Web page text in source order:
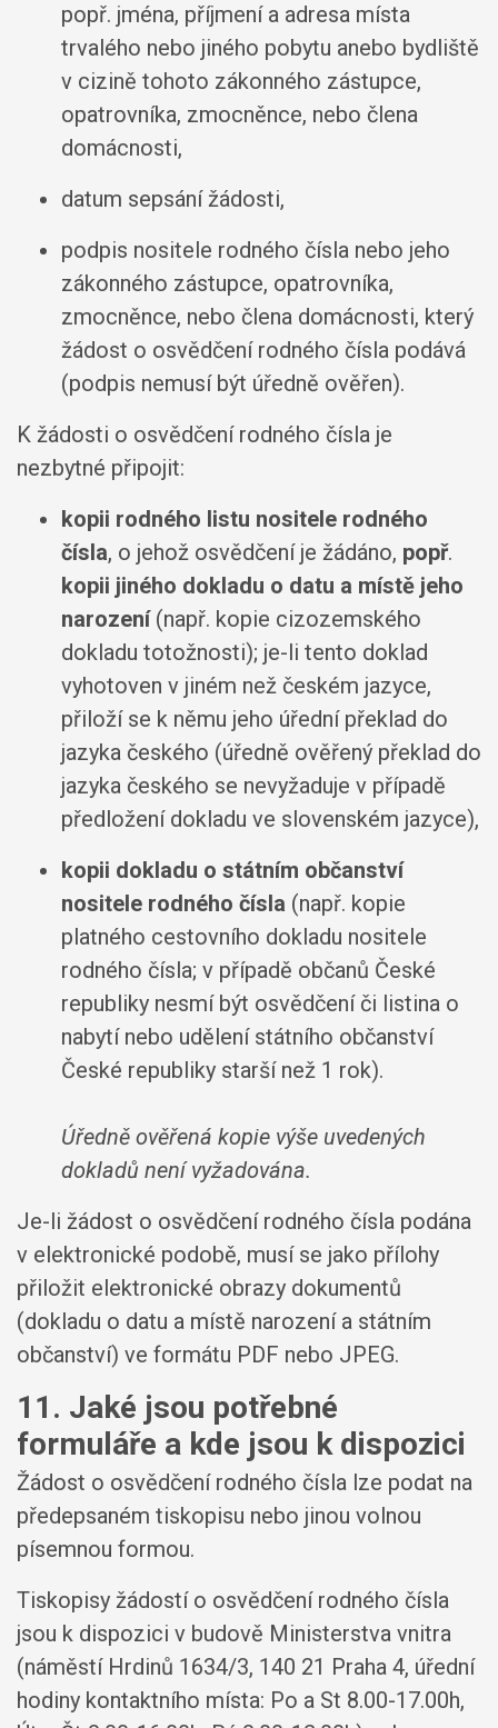
popř. jména, příjmení a adresa místa
trvalého nebo jiného pobytu anebo bydliště
v cizině tohoto zákonného zástupce,
opatrovníka, zmocněnce, nebo člena
domácnosti,
datum sepsání žádosti,
podpis nositele rodného čísla nebo jeho
zákonného zástupce, opatrovníka,
zmocněnce, nebo člena domácnosti, který
žádost o osvědčení rodného čísla podává
(podpis nemusí být úředně ověřen).
K žádosti o osvědčení rodného čísla je
nezbytné připojit:
kopii rodného listu nositele rodného
čísla, o jehož osvědčení je žádáno, popř.
kopii jiného dokladu o datu a místě jeho
narození(např. kopie cizozemského
dokladu totožnosti); je-li tento doklad
vyhotoven v jiném než českém jazyce,
přiloží se k němu jeho úřední překlad do
jazyka českého (úředně ověřený překlad do
jazyka českého se nevyžaduje v případě
předložení dokladu ve slovenském jazyce),
kopii dokladu o státním občanství
nositele rodného čísla (např. kopie
platného cestovního dokladu nositele
rodného čísla; v případě občanů České
republiky nesmí být osvědčení či listina o
nabytí nebo udělení státního občanství
České republiky starší než 1 rok).
Úředně ověřená kopie výše uvedených
dokladů není vyžadována.
Je-li žádost o osvědčení rodného čísla podána
v elektronické podobě, musí se jako přílohy
přiložit elektronické obrazy dokumentů
(dokladu o datu a místě narození a státním
občanství) ve formátu PDF nebo JPEG.
11. Jaké jsou potřebné
formuláře a kde jsou k dispozici
Žádost o osvědčení rodného čísla lze podat na
předepsaném tiskopisu nebo jinou volnou
písemnou formou.
Tiskopisy žádostí o osvědčení rodného čísla
jsou k dispozici v budově Ministerstva vnitra
(náměstí Hrdinů 1634/3, 140 21 Praha 4, úřední
hodiny kontaktního místa: Po a St 8.00-17.00h,